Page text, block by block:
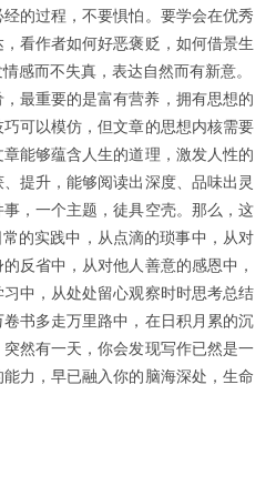
的过程，不要惧怕。要学会在优秀
看作者如何好恶褒贬，如何借景生
感而不失真，表达自然而有新意。
最重要的是富有营养，拥有思想的
可以模仿，但文章的思想内核需要
能够蕴含人生的道理，激发人性的
提升，能够阅读出深度、品味出灵
，一个主题，徒具空壳。那么，这
的实践中，从点滴的琐事中，从对
反省中，从对他人善意的感恩中，
中，从处处留心观察时时思考总结
书多走万里路中，在日积月累的沉
然有一天，你会发现写作已然是一
力，早已融入你的脑海深处，生命